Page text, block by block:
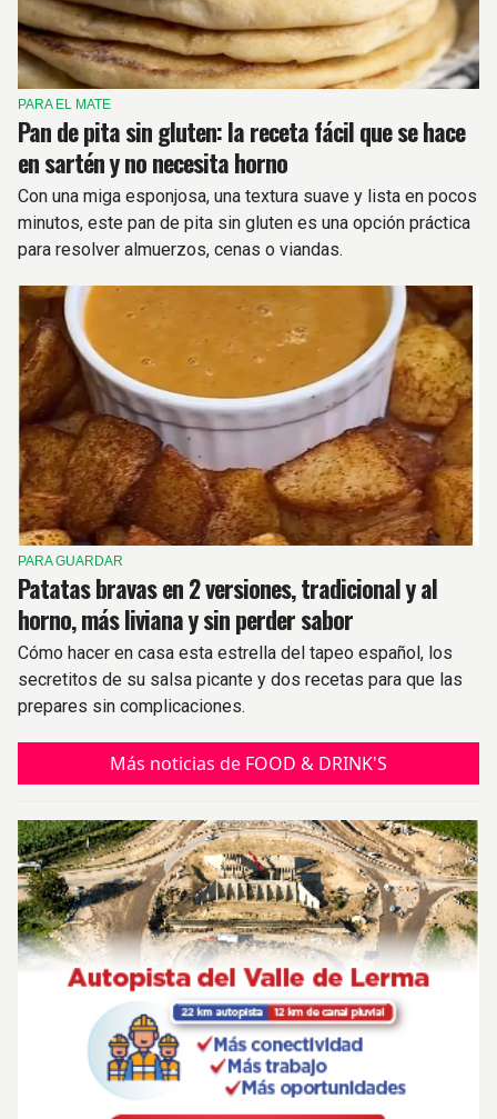
PARA EL MATE
Pan de pita sin gluten: la receta fácil que se hace
en sartén y no necesita horno
Con una miga esponjosa, una textura suave y lista en pocos
minutos, este pan de pita sin gluten es una opción práctica
para resolver almuerzos, cenas o viandas.
PARA GUARDAR
Patatas bravas en 2 versiones, tradicional y al
horno, más liviana y sin perder sabor
Cómo hacer en casa esta estrella del tapeo español, los
secretitos de su salsa picante y dos recetas para que las
prepares sin complicaciones.
Más noticias de FOOD & DRINK'S